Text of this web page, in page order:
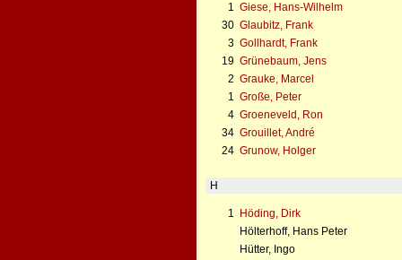
1 Giese, Hans-Wilhelm
30 Glaubitz, Frank
3 Gollhardt, Frank
19 Grünebaum, Jens
2 Grauke, Marcel
1 Große, Peter
4 Groeneveld, Ron
34 Grouillet, André
24 Grunow, Holger
H
1
Höding, Dirk
Hölterhoff, Hans Peter
Hütter, Ingo